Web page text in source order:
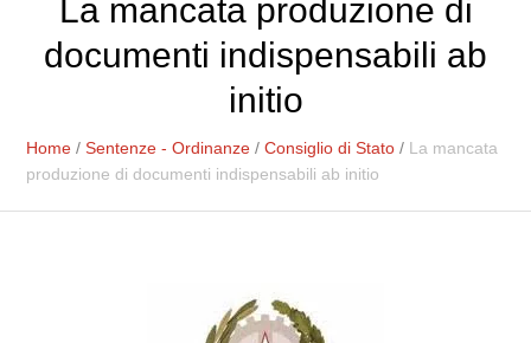
La mancata produzione di
documenti indispensabili ab
initio
Home /Sentenze - Ordinanze /Consiglio di Stato / La mancata
produzione di documenti indispensabili ab initio